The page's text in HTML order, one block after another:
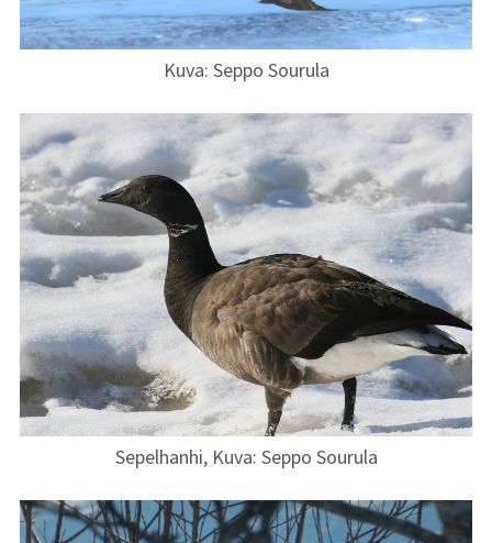
Kuva: Seppo Sourula
Sepelhanhi, Kuva: Seppo Sourula